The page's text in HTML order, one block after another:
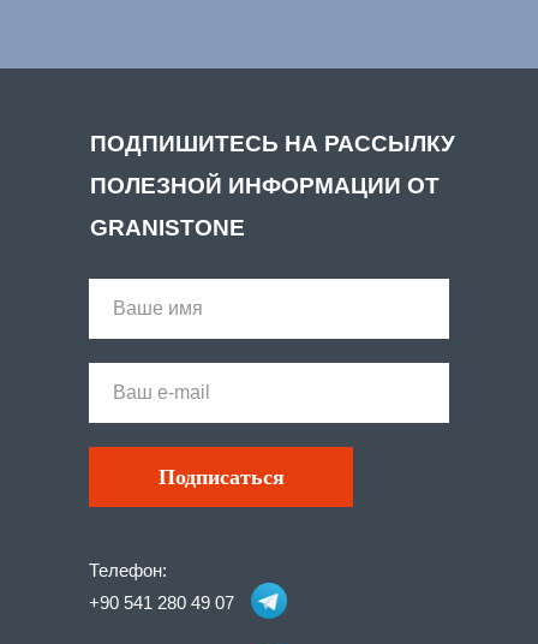
ПОДПИШИТЕСЬ НА РАССЫЛКУ
ПОЛЕЗНОЙ ИНФОРМАЦИИ ОТ
GRANISTONE
Подписаться
Телефон:
+90 541 280 49 07